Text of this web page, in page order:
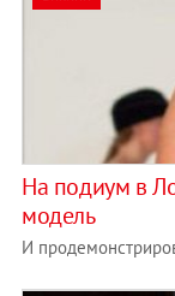
На подиум в
модель
И